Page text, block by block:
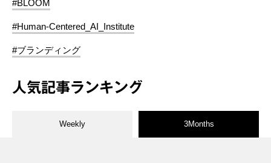
#BLOOM
#Human-Centered_AI_Institute
#ブランディング
人気記事ランキング
Weekly 3Months